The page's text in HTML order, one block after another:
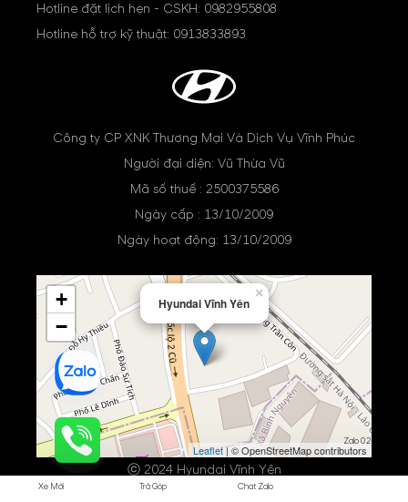
Hotline đặt lịch hẹn - CSKH: 0982955808
Hotline hỗ trợ kỹ thuật: 0913833893
Công ty CP XNK Thương Mại Và Dịch Vụ Vĩnh Phúc
Người đại diện: Vũ Thừa Vũ
Mã số thuế : 2500375586
Ngày cấp : 13/10/2009
Ngày hoạt động: 13/10/2009
Hyundai Vĩnh Yên
×
+
−
Leaflet| © OpenStreetMap contributors
ⓒ 2024 Hyundai Vĩnh Yên
Xe Mới Trả Góp Chat Zalo
Zalo 02